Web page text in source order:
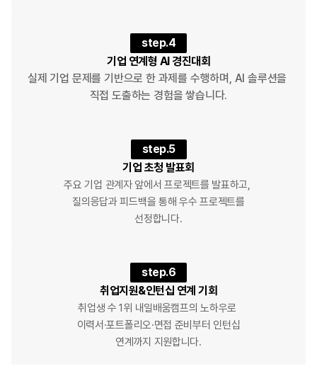
step.4
기업 연계형 AI 경진대회
실제 기업 문제를 기반으로 한 과제를 수행하며, AI 솔루션을
직접 도출하는 경험을 쌓습니다.
step.5
기업 초청 발표회
주요 기업 관계자 앞에서 프로젝트를 발표하고,
질의응답과 피드백을 통해 우수 프로젝트를
선정합니다.
step.6
취업지원&인턴십 연계 기회
취업생 수 1위 내일배움캠프의 노하우로
이력서·포트폴리오·면접 준비부터 인턴십
연계까지 지원합니다.